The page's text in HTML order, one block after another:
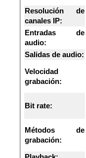
Resolución de
canales IP:
Entradas de
audio:
Salidas de audio:
Velocidad
grabación:
Bit rate:
Métodos de
grabación: